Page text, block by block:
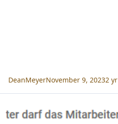
DeanMeyerNovember 9, 20232 yr